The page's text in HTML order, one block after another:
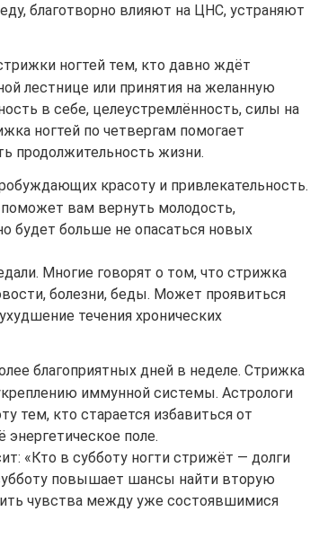
благотворно влияют на ЦНС, устраняют
ногтей тем, кто давно ждёт
лестнице или принятия на желанную
в себе, целеустремлённость, силы на
ногтей по четвергам помогает
продолжительность жизни.
красоту и привлекательность.
вам вернуть молодость,
будет больше не опасаться новых
Многие говорят о том, что стрижка
болезни, беды. Может проявиться
течения хронических
благоприятных дней в неделе. Стрижка
иммунной системы. Астрологи
тем, кто старается избавиться от
энергетическое поле.
«Кто в субботу ногти стрижёт — долги
повышает шансы найти вторую
чувства между уже состоявшимися